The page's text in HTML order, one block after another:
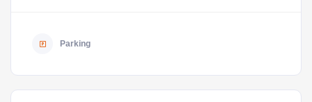
Parking